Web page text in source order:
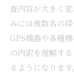
安心し
浮気調
浮気調査を
浮気調
探偵が
査内容が大きく
みには複数名の
GPS機器や各種
の内訳を理解す
るようになります。